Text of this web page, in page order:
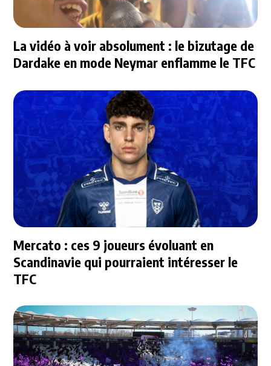
La vidéo à voir absolument : le bizutage de
Dardake en mode Neymar enflamme le TFC
Mercato : ces 9 joueurs évoluant en
Scandinavie qui pourraient intéresser le
TFC